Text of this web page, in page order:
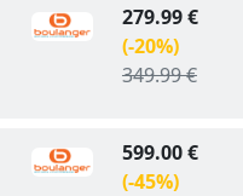
279.99 €
(-20%)
349.99 €
599.00 €
(-45%)